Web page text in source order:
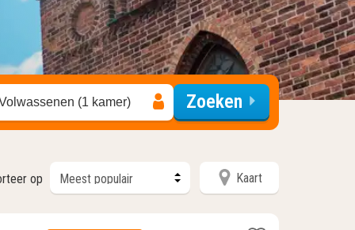
(1 kamer) Zoeken
op Kaart